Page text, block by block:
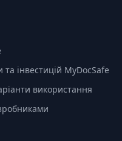
та інвестицій MyDocSafe
використання